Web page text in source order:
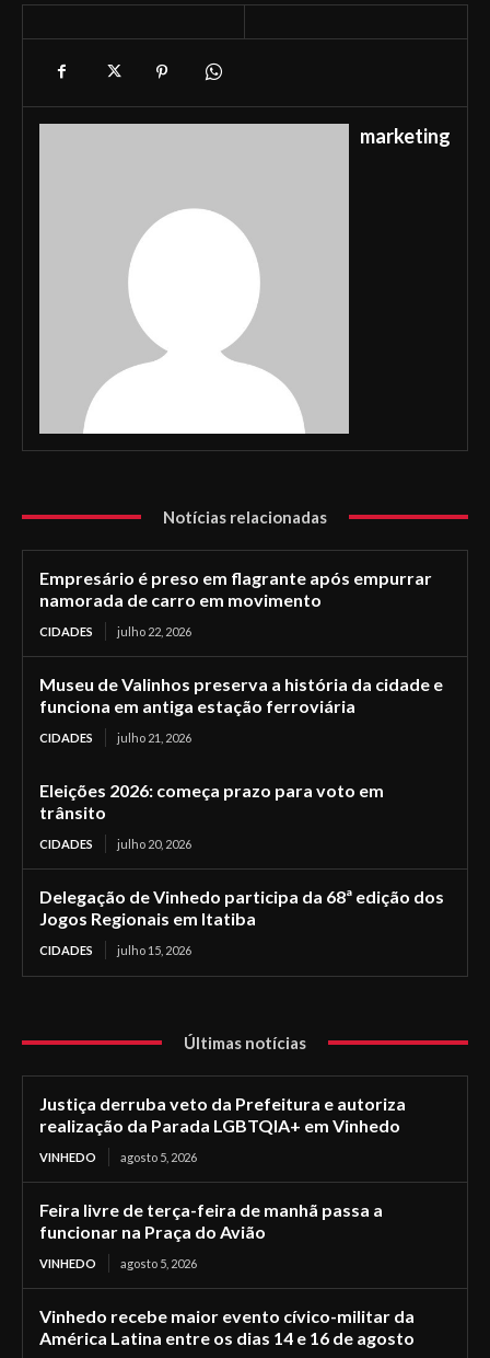
marketing
Notícias relacionadas
Empresário é preso em flagrante após empurrar
namorada de carro em movimento
CIDADES julho 22, 2026
Museu de Valinhos preserva a história da cidade e
funciona em antiga estação ferroviária
CIDADES julho 21, 2026
Eleições 2026: começa prazo para voto em
trânsito
CIDADES julho 20, 2026
Delegação de Vinhedo participa da 68ª edição dos
Jogos Regionais em Itatiba
CIDADES julho 15, 2026
Últimas notícias
Justiça derruba veto da Prefeitura e autoriza
realização da Parada LGBTQIA+ em Vinhedo
VINHEDO agosto 5, 2026
Feira livre de terça-feira de manhã passa a
funcionar na Praça do Avião
VINHEDO agosto 5, 2026
Vinhedo recebe maior evento cívico-militar da
América Latina entre os dias 14 e 16 de agosto